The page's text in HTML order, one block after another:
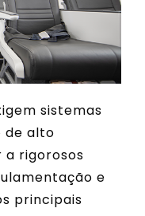
sistemas
de alto
rigorosos
e
principais